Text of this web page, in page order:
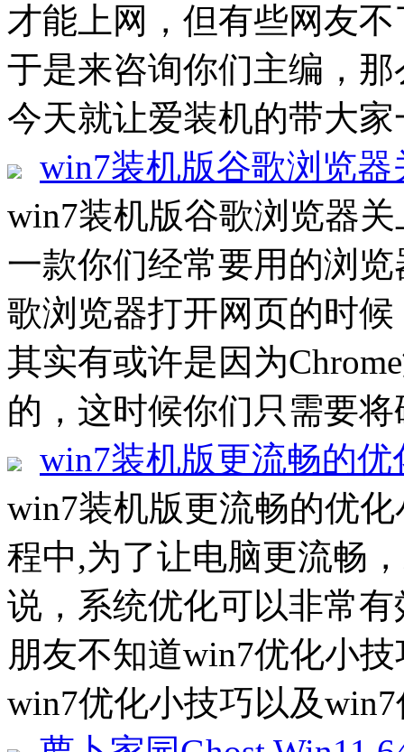
才能上网，但有些网友
于是来咨询你们主编，
今天就让爱装机的带大
win7装机版谷歌浏览
win7装机版谷歌浏览器
一款你们经常要用的浏
歌浏览器打开网页的时
其实有或许是因为
的，这时候你们只需要
win7装机版更流畅的优
win7装机版更流畅的优
程中,为了让电脑更流畅
说，系统优化可以非常
朋友不知道win7优化小
win7优化小技巧以及